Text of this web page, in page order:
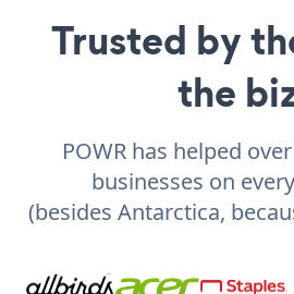
Trusted by
the
POWR has helped
businesses on
(besides Antarctica,